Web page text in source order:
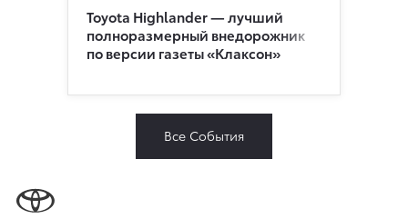
Toyota Highlander — лучший
полноразмерный внедорожник
по версии газеты «Клаксон»
Все События